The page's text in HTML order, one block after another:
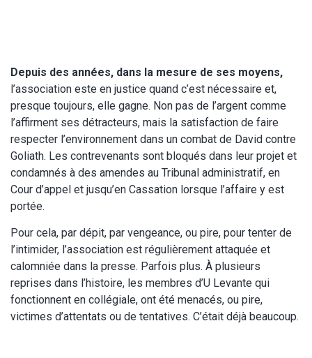
Depuis des années, dans la mesure de ses moyens,
l’association este en justice quand c’est nécessaire et,
presque toujours, elle gagne. Non pas de l’argent comme
l’affirment ses détracteurs, mais la satisfaction de faire
respecter l’environnement dans un combat de David contre
Goliath. Les contrevenants sont bloqués dans leur projet et
condamnés à des amendes au Tribunal administratif, en
Cour d’appel et jusqu’en Cassation lorsque l’affaire y est
portée.
Pour cela, par dépit, par vengeance, ou pire, pour tenter de
l’intimider, l’association est régulièrement attaquée et
calomniée dans la presse. Parfois plus. À plusieurs
reprises dans l’histoire, les membres d’U Levante qui
fonctionnent en collégiale, ont été menacés, ou pire,
victimes d’attentats ou de tentatives. C’était déjà beaucoup.